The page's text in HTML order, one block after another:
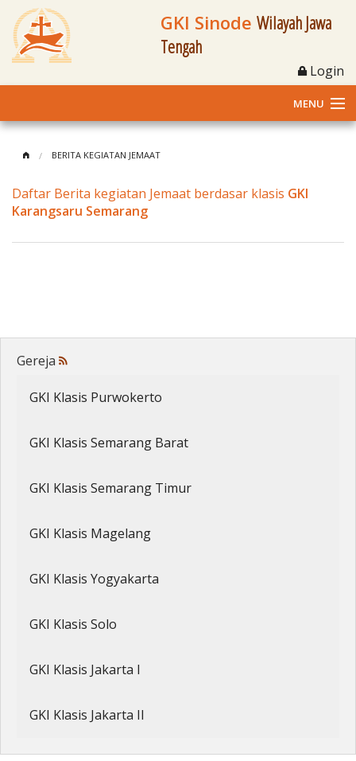
GKI Sinode Wilayah Jawa
Tengah
Login
MENU
Klasis dan Jemaat
Penerbitan
BERITA KEGIATAN JEMAAT
Daftar Berita kegiatan Jemaat berdasar klasis GKI
Karangsaru Semarang
Gereja
GKI Klasis Purwokerto
GKI Klasis Semarang Barat
GKI Klasis Semarang Timur
GKI Klasis Magelang
GKI Klasis Yogyakarta
GKI Klasis Solo
GKI Klasis Jakarta I
GKI Klasis Jakarta II